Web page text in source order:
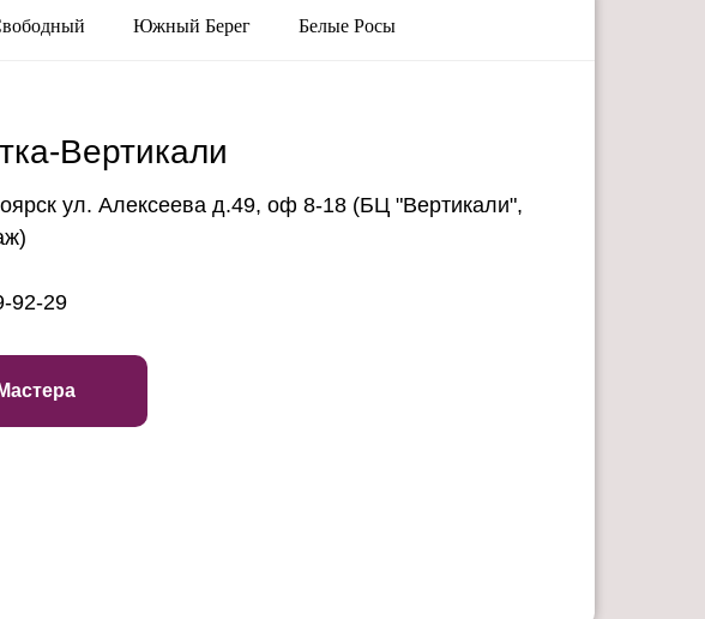
Южный Берег Белые Росы
Вертикали
ул. Алексеева д.49, оф 8-18 (БЦ "Вертикали",
92-29
Мастера